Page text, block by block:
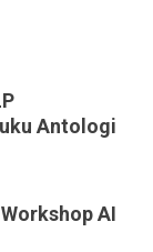
Antologi
AI